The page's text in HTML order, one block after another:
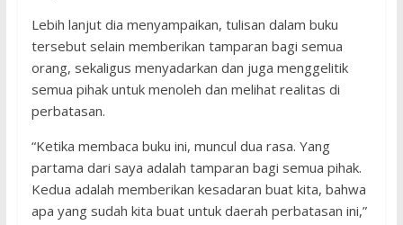
Lebih lanjut dia menyampaikan, tulisan dalam buku
tersebut selain memberikan tamparan bagi semua
orang, sekaligus menyadarkan dan juga menggelitik
semua pihak untuk menoleh dan melihat realitas di
perbatasan.
“Ketika membaca buku ini, muncul dua rasa. Yang
partama dari saya adalah tamparan bagi semua pihak.
Kedua adalah memberikan kesadaran buat kita, bahwa
apa yang sudah kita buat untuk daerah perbatasan ini,”